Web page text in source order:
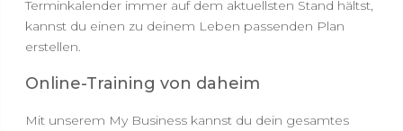
Terminkalender immer auf dem aktuellsten Stand hältst,
kannst du einen zu deinem Leben passenden Plan
erstellen.
Online-Training von daheim
Mit unserem My Business kannst du dein gesamtes